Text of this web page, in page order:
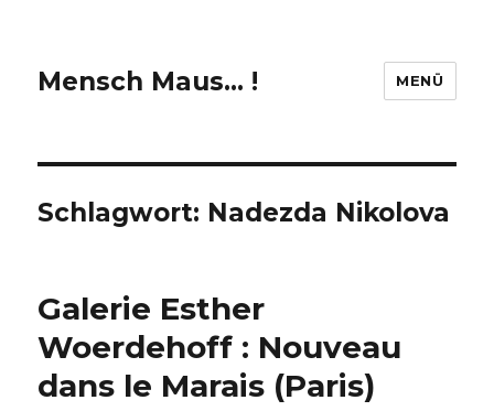
Mensch Maus… ! MENÜ
Schlagwort: Nadezda Nikolova
Galerie Esther
Woerdehoff : Nouveau
dans le Marais (Paris)